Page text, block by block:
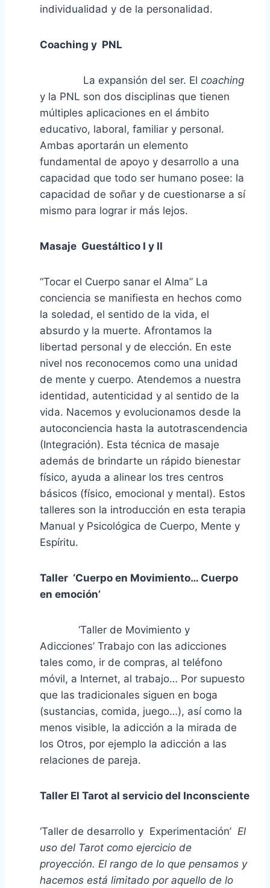
individualidad y de la personalidad.
Coaching y PNL
La expansión del ser. El coaching
y la PNL son dos disciplinas que tienen
múltiples aplicaciones en el ámbito
educativo, laboral, familiar y personal.
Ambas aportarán un elemento
fundamental de apoyo y desarrollo a una
capacidad que todo ser humano posee: la
capacidad de soñar y de cuestionarse a sí
mismo para lograr ir más lejos.
Masaje Guestáltico I y II
“Tocar el Cuerpo sanar el Alma” La
conciencia se manifiesta en hechos como
la soledad, el sentido de la vida, el
absurdo y la muerte. Afrontamos la
libertad personal y de elección. En este
nivel nos reconocemos como una unidad
de mente y cuerpo. Atendemos a nuestra
identidad, autenticidad y al sentido de la
vida. Nacemos y evolucionamos desde la
autoconciencia hasta la autotrascendencia
(Integración). Esta técnica de masaje
además de brindarte un rápido bienestar
físico, ayuda a alinear los tres centros
básicos (físico, emocional y mental). Estos
talleres son la introducción en esta terapia
Manual y Psicológica de Cuerpo, Mente y
Espíritu.
Taller ‘Cuerpo en Movimiento… Cuerpo
en emoción’
‘Taller de Movimiento y
Adicciones’ Trabajo con las adicciones
tales como, ir de compras, al teléfono
móvil, a Internet, al trabajo… Por supuesto
que las tradicionales siguen en boga
(sustancias, comida, juego…), así como la
menos visible, la adicción a la mirada de
los Otros, por ejemplo la adicción a las
relaciones de pareja.
Taller El Tarot al servicio del Inconsciente
‘Taller de desarrollo y Experimentación’ El
uso del Tarot como ejercicio de
proyección. El rango de lo que pensamos y
hacemos está limitado por aquello de lo